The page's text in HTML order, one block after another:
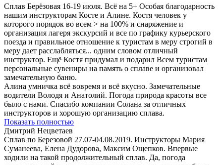
Сплав Берёзовая 16-19 июля. Всё на 5+ Особая благодарность
нашим инструкторам Косте и Алине. Костя человек у
которого порядок во всем > на 100% и снаряжение и
организация лагеря экскурсий и все по графику курьерского
поезда и правильное отношение к туристам в меру строгий в
меру дает расслабляться... одним словом отличный
инструктор. Ещё Костя придумал и подарил Всем туристам
персональные сувениры на память о сплаве и организовал
замечательную баню.
Алина умничка всё вовремя и всё вкусно. Замечательные
водители Володя и Анатолий. Погода природа красоты все
было с нами. Спасибо компании Солана за отличных
инструкторов и хорошую организацию сплава.
Показать полностью
Дмитрий Нецветаев
Сплав по Березовой 27.07-04.08.2019. Инструкторы Мария
Суманеева, Елена Дудорова, Максим Ощепков. Впервые
ходили на такой продолжительный сплав. Да, погода